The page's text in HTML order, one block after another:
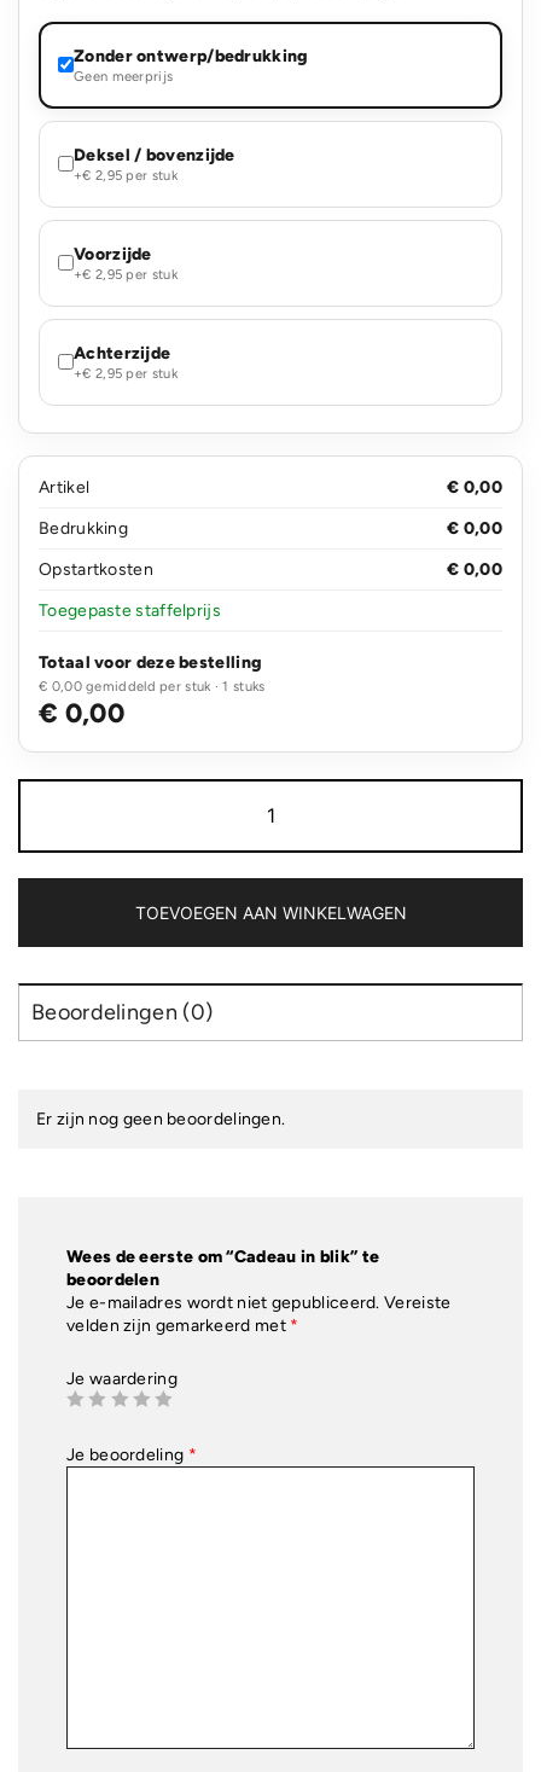
Zonder ontwerp/bedrukking
Geen meerprijs
Deksel / bovenzijde
+€ 2,95 per stuk
Voorzijde
+€ 2,95 per stuk
Achterzijde
+€ 2,95 per stuk
Artikel
€ 0,00
Bedrukking
€ 0,00
Opstartkosten
€ 0,00
Toegepaste staffelprijs
Totaal voor deze bestelling
€ 0,00 gemiddeld per stuk · 1 stuks
€ 0,00
in
TOEVOEGEN AAN WINKELWAGEN
Beoordelingen (0)
Er zijn nog geen beoordelingen.
Wees de eerste om “Cadeau in blik” te
beoordelen
Je e-mailadres wordt niet gepubliceerd. Vereiste
velden zijn gemarkeerd met *
Je waardering
Je beoordeling *